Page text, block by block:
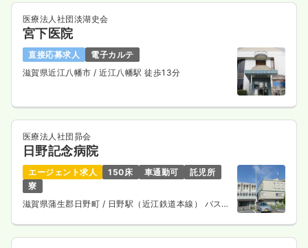
医療法人社団淡湖史会
宮下医院
直接応募求人
電子カルテ
滋賀県近江八幡市 / 近江八幡駅 徒歩13分
医療法人社団昴会
日野記念病院
エージェント求人 150床 車通勤可
託児所
寮
滋賀県蒲生郡日野町 / 日野駅（近江鉄道本線） バス